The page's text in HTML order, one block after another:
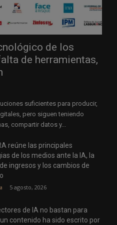
de los
de herramientas,
suficientes para producir,
pero siguen teniendo
compartir datos y...
reúne las principales
de los medios ante la IA, la
ingresos y los cambios de
5 agosto, 2026
de IA no bastan para
contenido ha sido escrito por